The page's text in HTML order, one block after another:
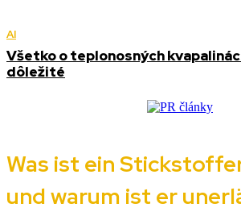
AI
Všetko o teplonosných
dôležité
Was ist ein
und warum ist er